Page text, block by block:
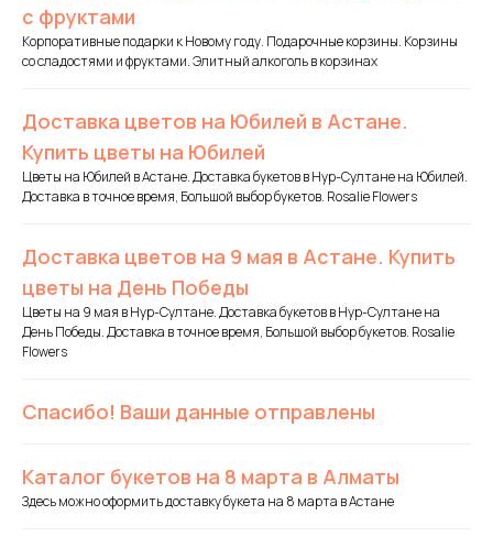
с фруктами
Корпоративные подарки к Новому году. Подарочные корзины. Корзины
со сладостями и фруктами. Элитный алкоголь в корзинах
Доставка цветов на Юбилей в Астане.
Купить цветы на Юбилей
Цветы на Юбилей в Астане. Доставка букетов в Нур-Султане на Юбилей.
Доставка в точное время, Большой выбор букетов. Rosalie Flowers
Доставка цветов на 9 мая в Астане. Купить
цветы на День Победы
Цветы на 9 мая в Нур-Султане. Доставка букетов в Нур-Султане на
День Победы. Доставка в точное время, Большой выбор букетов. Rosalie
Flowers
Спасибо! Ваши данные отправлены
Каталог букетов на 8 марта в Алматы
Здесь можно оформить доставку букета на 8 марта в Астане